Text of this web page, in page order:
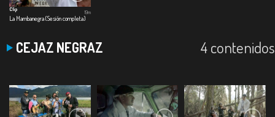
Clip
La Mambanegra (Sesión completa)
19m
CEJAZ NEGRAZ 4 contenidos